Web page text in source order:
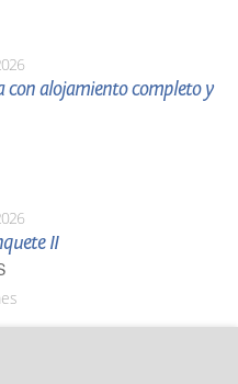
con alojamiento completo y
II